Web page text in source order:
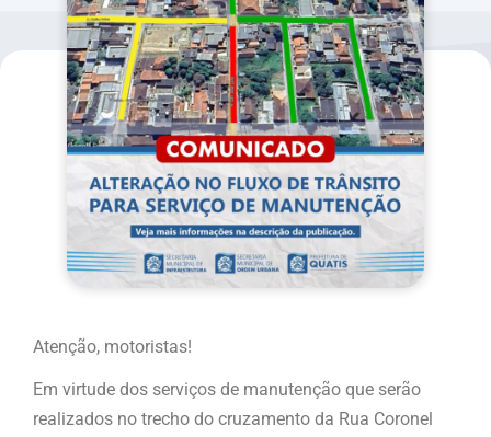
Atenção, motoristas!
Em virtude dos serviços de manutenção que serão
realizados no trecho do cruzamento da Rua Coronel